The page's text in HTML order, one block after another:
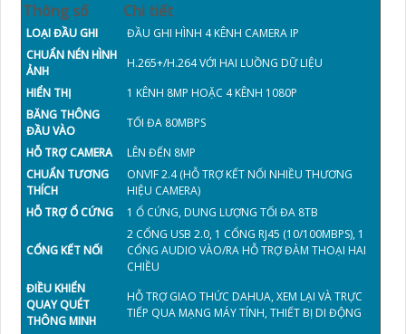
Thông số Chi tiết
LOẠI ĐẦU GHI
ĐẦU GHI HÌNH 4 KÊNH CAMERA IP
CHUẨN NÉN HÌNH
ẢNH
H.265+/H.264 VỚI HAI LUỒNG DỮ LIỆU
HIỂN THỊ
1 KÊNH 8MP HOẶC 4 KÊNH 1080P
BĂNG THÔNG
ĐẦU VÀO
TỐI ĐA 80MBPS
HỖ TRỢ CAMERA
LÊN ĐẾN 8MP
CHUẨN TƯƠNG
THÍCH
ONVIF 2.4 (HỖ TRỢ KẾT NỐI NHIỀU THƯƠNG
HIỆU CAMERA)
HỖ TRỢ Ổ CỨNG
1 Ổ CỨNG, DUNG LƯỢNG TỐI ĐA 8TB
CỔNG KẾT NỐI
2 CỔNG USB 2.0, 1 CỔNG RJ45 (10/100MBPS), 1
CỔNG AUDIO VÀO/RA HỖ TRỢ ĐÀM THOẠI HAI
CHIỀU
ĐIỀU KHIỂN
QUAY QUÉT
THÔNG MINH
HỖ TRỢ GIAO THỨC DAHUA, XEM LẠI VÀ TRỰC
TIẾP QUA MẠNG MÁY TÍNH, THIẾT BỊ DI ĐỘNG